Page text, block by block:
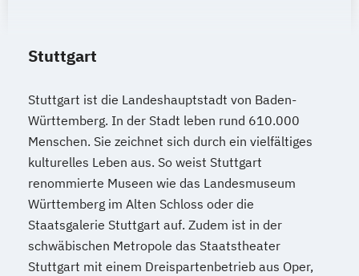
Stuttgart
Stuttgart ist die Landeshauptstadt von Baden-
Württemberg. In der Stadt leben rund 610.000
Menschen. Sie zeichnet sich durch ein vielfältiges
kulturelles Leben aus. So weist Stuttgart
renommierte Museen wie das Landesmuseum
Württemberg im Alten Schloss oder die
Staatsgalerie Stuttgart auf. Zudem ist in der
schwäbischen Metropole das Staatstheater
Stuttgart mit einem Dreispartenbetrieb aus Oper,